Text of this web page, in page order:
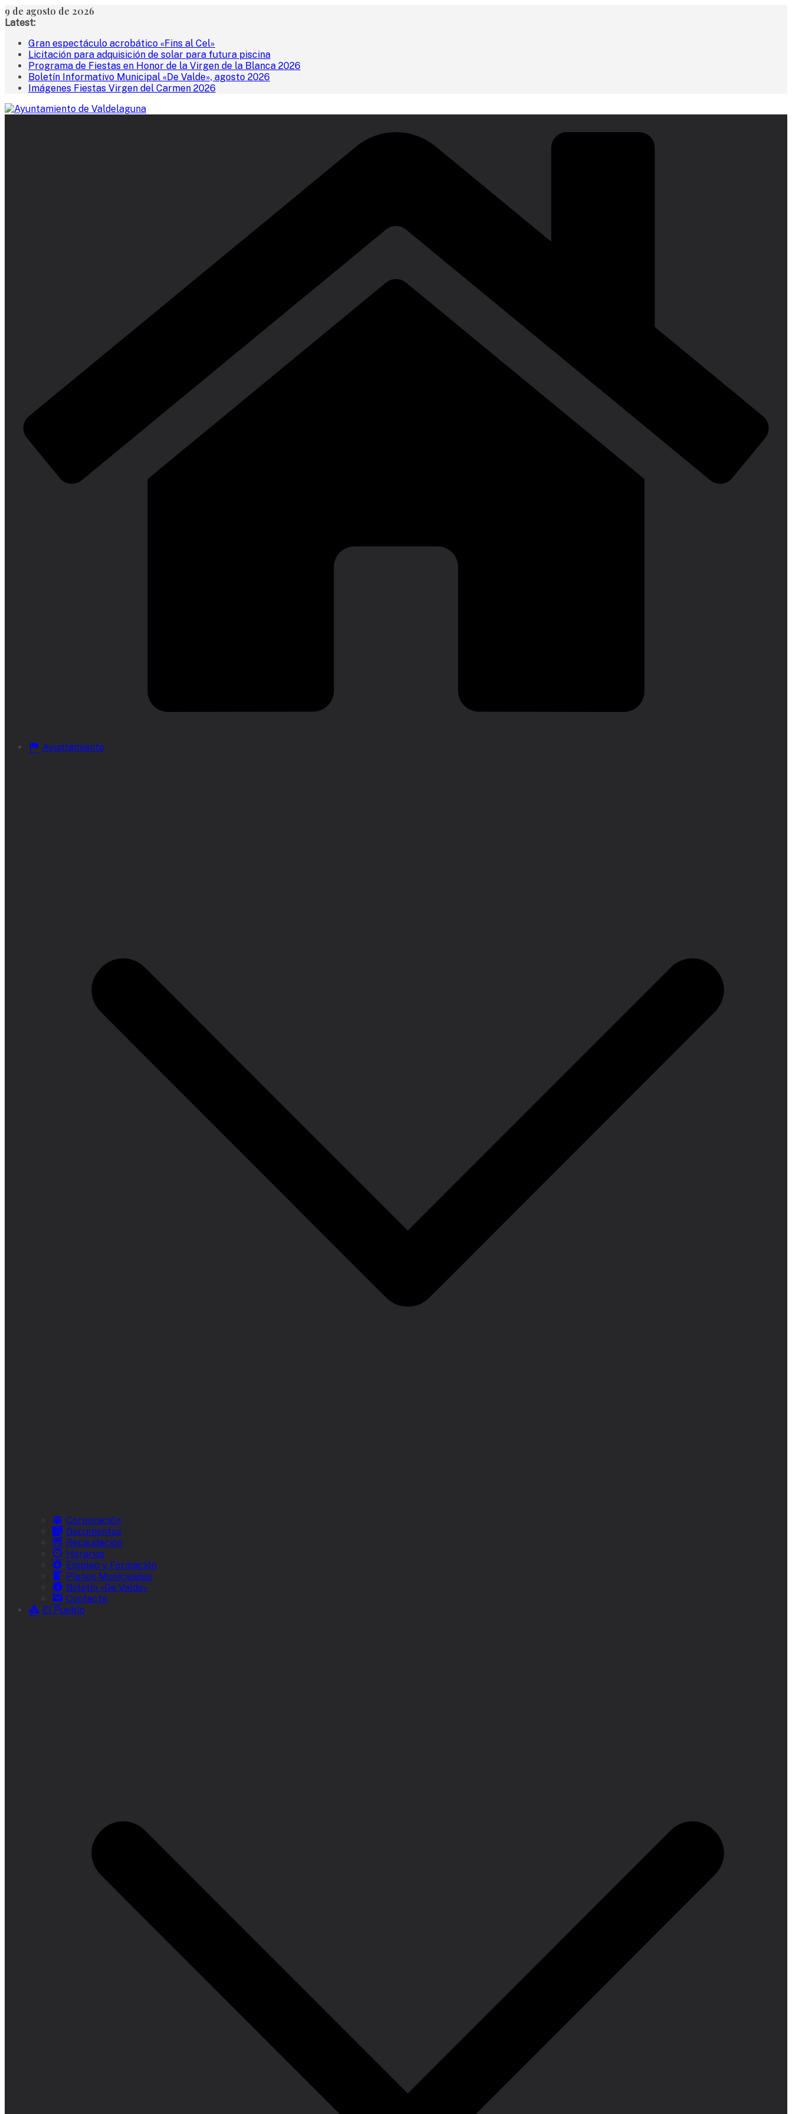
Saltar
al
9 de agosto de 2026
Latest:
Gran espectáculo acrobático «Fins al Cel»
Licitación para adquisición de solar para futura piscina
Programa de Fiestas en Honor de la Virgen de la Blanca 2026
Boletín Informativo Municipal «De Valde», agosto 2026
Imágenes Fiestas Virgen del Carmen 2026
Ayuntamiento
Corporación
Documentos
Recaudación
Horarios
Empleo y Formación
Plenos Municipales
Boletín «De Valde»
Contacta
El Pueblo